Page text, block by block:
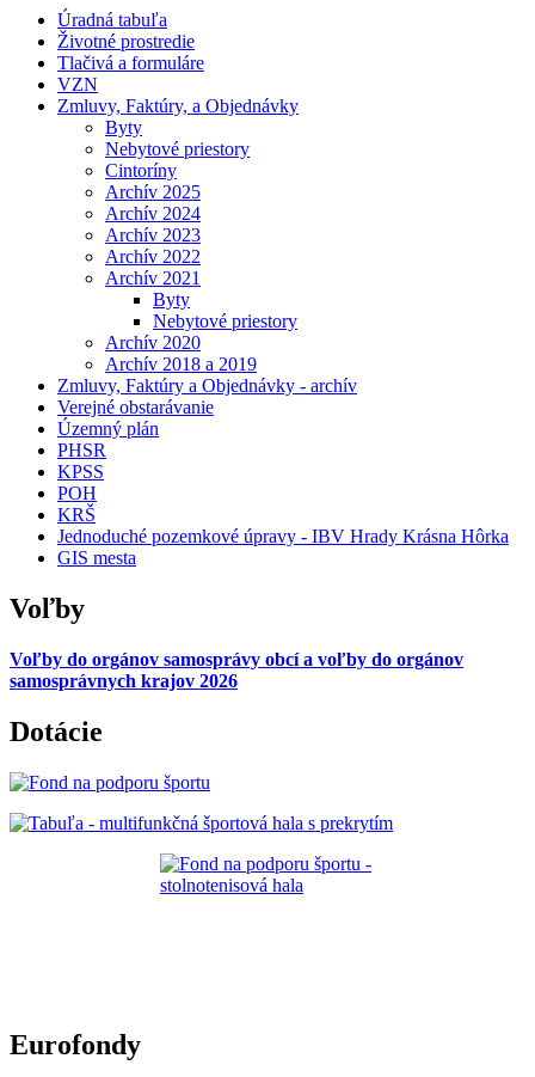
Úradná tabuľa
Životné prostredie
Tlačivá a formuláre
VZN
Zmluvy, Faktúry, a Objednávky
Byty
Nebytové priestory
Cintoríny
Archív 2025
Archív 2024
Archív 2023
Archív 2022
Archív 2021
Byty
Nebytové priestory
Archív 2020
Archív 2018 a 2019
Zmluvy, Faktúry a Objednávky - archív
Verejné obstarávanie
Územný plán
PHSR
KPSS
POH
KRŠ
Jednoduché pozemkové úpravy - IBV Hrady Krásna Hôrka
GIS mesta
Voľby
Voľby do orgánov samosprávy obcí a voľby do orgánov
samosprávnych krajov 2026
Dotácie
Eurofondy